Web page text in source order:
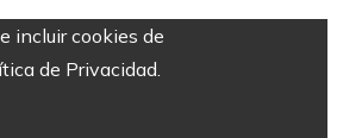
incluir cookies de
de Privacidad.